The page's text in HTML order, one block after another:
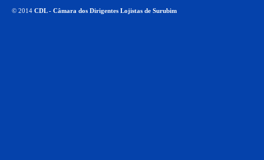
© 2014 CDL - Câmara dos Dirigentes Lojistas de Surubim